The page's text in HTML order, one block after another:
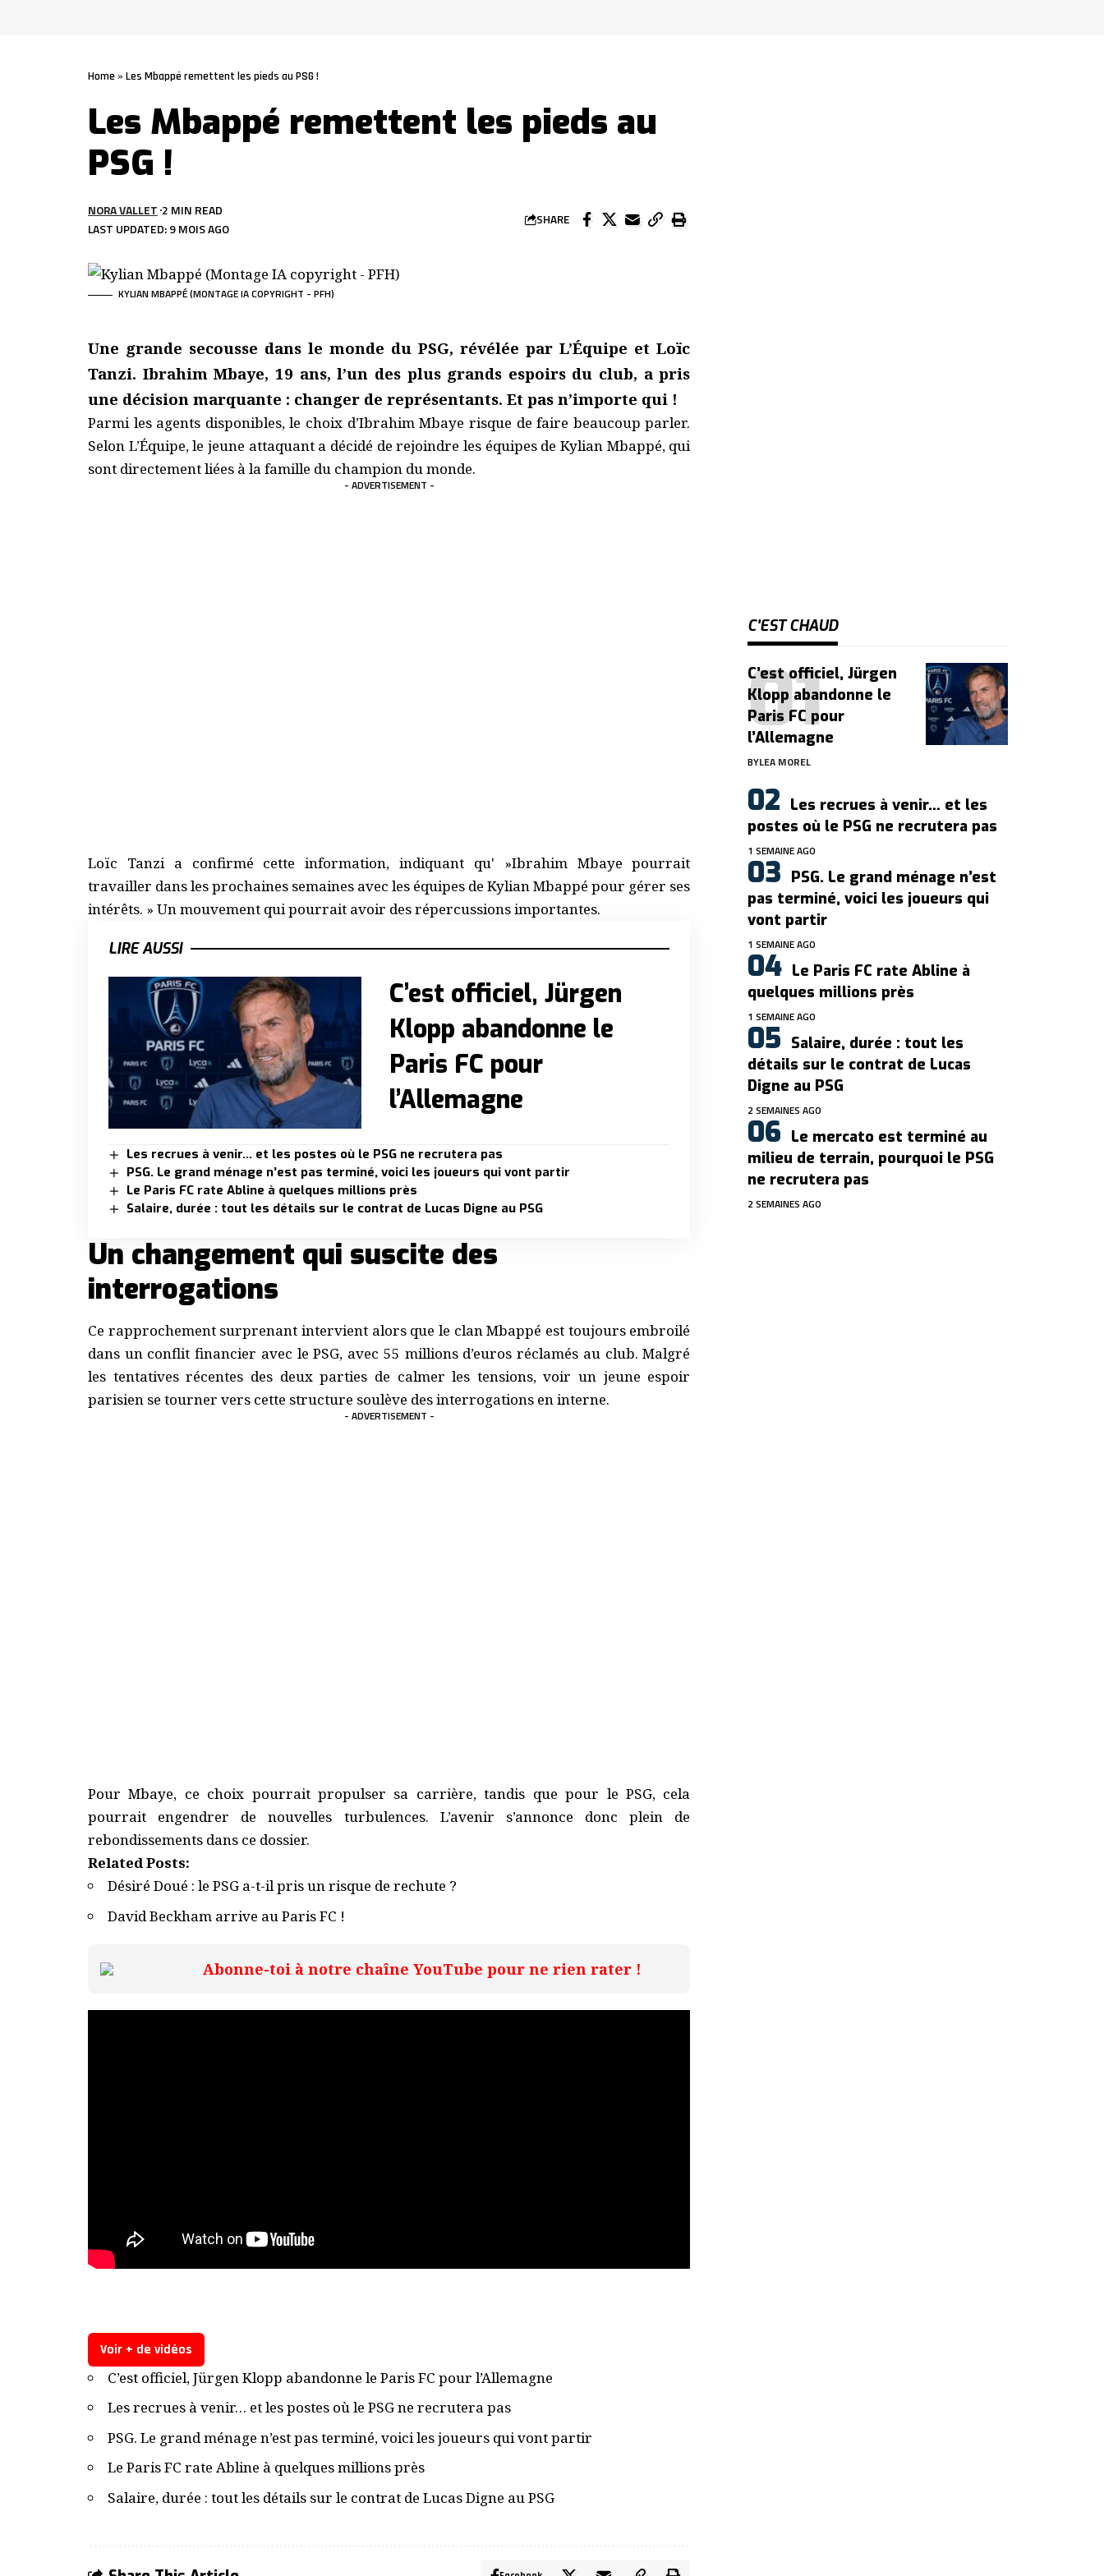
Home » Les Mbappé remettent les pieds au PSG !
Les Mbappé remettent les pieds au
PSG !
LAST UPDATED: 9 MOIS AGO
NORA VALLET 2 MIN READ
SHARE
KYLIAN MBAPPÉ (MONTAGE IA COPYRIGHT - PFH)
Une grande secousse dans le monde du PSG, révélée par L’Équipe et Loïc
Tanzi. Ibrahim Mbaye, 19 ans, l’un des plus grands espoirs du club, a pris
une décision marquante : changer de représentants. Et pas n’importe qui !
Parmi les agents disponibles, le choix d’Ibrahim Mbaye risque de faire beaucoup parler.
Selon L’Équipe, le jeune attaquant a décidé de rejoindre les équipes de Kylian Mbappé, qui
sont directement liées à la famille du champion du monde.
- ADVERTISEMENT -
Loïc Tanzi a confirmé cette information, indiquant qu' »Ibrahim Mbaye pourrait
travailler dans les prochaines semaines avec les équipes de Kylian Mbappé pour gérer ses
intérêts. » Un mouvement qui pourrait avoir des répercussions importantes.
LIRE AUSSI
C’est officiel, Jürgen
Klopp abandonne le
Paris FC pour
l’Allemagne
Les recrues à venir… et les postes où le PSG ne recrutera pas
PSG. Le grand ménage n’est pas terminé, voici les joueurs qui vont partir
Le Paris FC rate Abline à quelques millions près
Salaire, durée : tout les détails sur le contrat de Lucas Digne au PSG
Un changement qui suscite des
interrogations
Ce rapprochement surprenant intervient alors que le clan Mbappé est toujours embroilé
dans un conflit financier avec le PSG, avec 55 millions d’euros réclamés au club. Malgré
les tentatives récentes des deux parties de calmer les tensions, voir un jeune espoir
parisien se tourner vers cette structure soulève des interrogations en interne.
- ADVERTISEMENT -
Pour Mbaye, ce choix pourrait propulser sa carrière, tandis que pour le PSG, cela
pourrait engendrer de nouvelles turbulences. L’avenir s’annonce donc plein de
rebondissements dans ce dossier.
Related Posts:
Désiré Doué : le PSG a-t-il pris un risque de rechute ?
David Beckham arrive au Paris FC !
Abonne-toi à notre chaîne YouTube pour ne rien rater !
Voir + de vidéos
C’est officiel, Jürgen Klopp abandonne le Paris FC pour l’Allemagne
Les recrues à venir… et les postes où le PSG ne recrutera pas
PSG. Le grand ménage n’est pas terminé, voici les joueurs qui vont partir
Le Paris FC rate Abline à quelques millions près
Salaire, durée : tout les détails sur le contrat de Lucas Digne au PSG
C'EST CHAUD
C’est officiel, Jürgen
Klopp abandonne le
Paris FC pour
l’Allemagne
BYLEA MOREL
Les recrues à venir… et les
postes où le PSG ne recrutera pas
1 SEMAINE AGO
PSG. Le grand ménage n’est
pas terminé, voici les joueurs qui
vont partir
1 SEMAINE AGO
Le Paris FC rate Abline à
quelques millions près
1 SEMAINE AGO
Salaire, durée : tout les
détails sur le contrat de Lucas
Digne au PSG
2 SEMAINES AGO
Le mercato est terminé au
milieu de terrain, pourquoi le PSG
ne recrutera pas
2 SEMAINES AGO